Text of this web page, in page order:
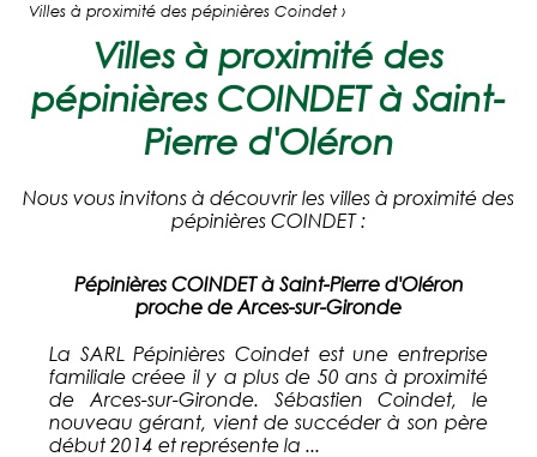
Villes à proximité des pépinières Coindet ›
Villes à proximité des
pépinières COINDET à Saint-
Pierre d'Oléron
Nous vous invitons à découvrir les villes à proximité des
pépinières COINDET :
Pépinières COINDET à Saint-Pierre d'Oléron
proche de Arces-sur-Gironde
La SARL Pépinières Coindet est une entreprise
familiale créee il y a plus de 50 ans à proximité
de Arces-sur-Gironde. Sébastien Coindet, le
nouveau gérant, vient de succéder à son père
début 2014 et représente la ...